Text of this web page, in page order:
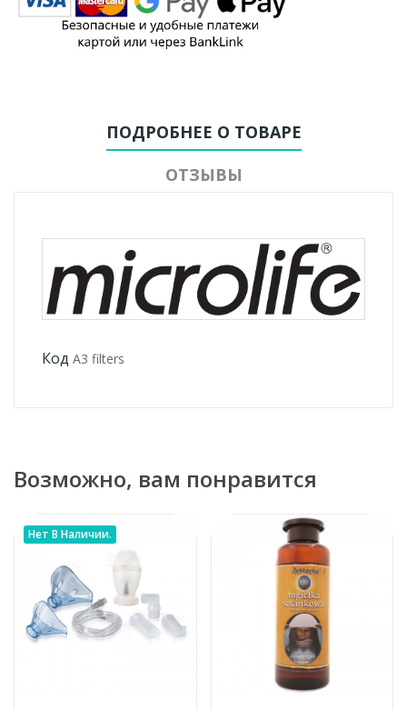
ПОДРОБНЕЕ О ТОВАРЕ
ОТЗЫВЫ
Код A3 filters
Возможно, вам понравится
Нет В Наличии.